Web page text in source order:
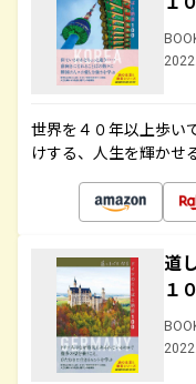
世界を４０年以上歩い
けする、人生を輝かせ
道
１